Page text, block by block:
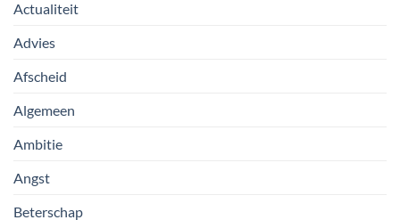
Actualiteit
Advies
Afscheid
Algemeen
Ambitie
Angst
Beterschap